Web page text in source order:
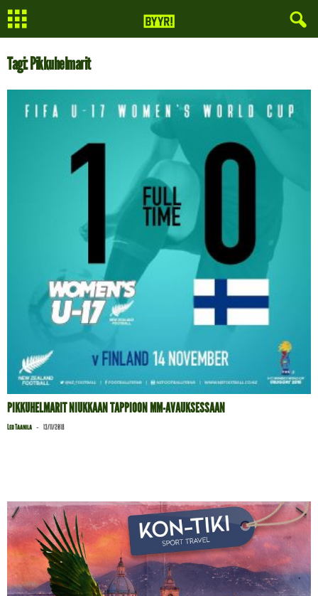
Tagi: Pikkuhelmarit
PIKKUHELMARIT NIUKKAAN TAPPIOON MM-AVAUKSESSAAN
Leo Taanila - 13/11/2018